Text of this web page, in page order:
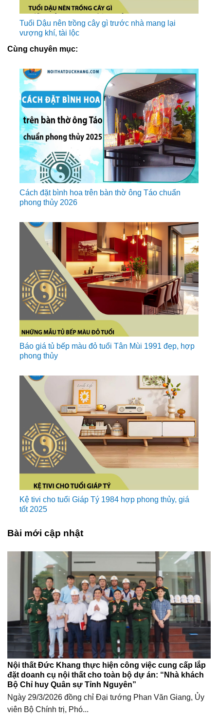
Tuổi Dậu nên trồng cây gì trước nhà mang lại
vượng khí, tài lộc
Cùng chuyên mục:
Cách đặt bình hoa trên bàn thờ ông Táo chuẩn
phong thủy 2026
Báo giá tủ bếp màu đỏ tuổi Tân Mùi 1991 đẹp, hợp
phong thủy
Kệ tivi cho tuổi Giáp Tý 1984 hợp phong thủy, giá
tốt 2025
Bài mới cập nhật
Nội thất Đức Khang thực hiện công việc cung cấp lắp
đặt doanh cụ nội thất cho toàn bộ dự án: “Nhà khách
Bộ Chỉ huy Quân sự Tỉnh Nguyên”
Ngày 29/3/2026 đồng chỉ Đại tướng Phan Văn Giang, Ủy
viên Bộ Chính trị, Phó...